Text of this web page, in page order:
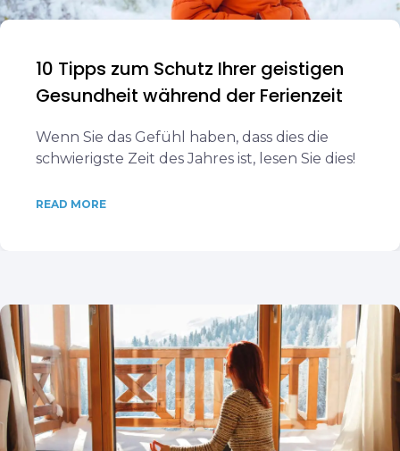
10 Tipps zum Schutz Ihrer geistigen
Gesundheit während der Ferienzeit
Wenn Sie das Gefühl haben, dass dies die
schwierigste Zeit des Jahres ist, lesen Sie dies!
READ MORE